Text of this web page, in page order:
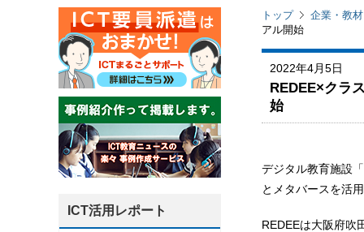
トップ
企業・教
アル開始
2022年4月5日
REDEE×クラ
始
デジタル教育施設
とメタバースを活
REDEEは大阪府吹
ICT活用レポート